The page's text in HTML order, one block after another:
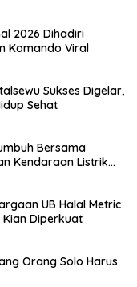
2026 Dihadiri
Komando Viral
Sukses Digelar,
Sehat
Bersama
Kendaraan Listrik
UB Halal Metric
Kian Diperkuat
Orang Solo Harus